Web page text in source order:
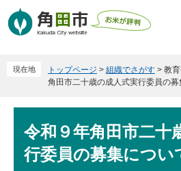
ー
ニ
現在地 トップページ > 組織でさがす > 教
角田市二十歳の成人式実行委員の募
文令和９年角田市二十
行委員の募集につい